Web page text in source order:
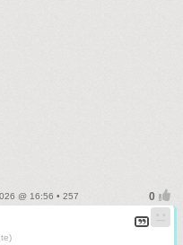
@ 16:56 • 257